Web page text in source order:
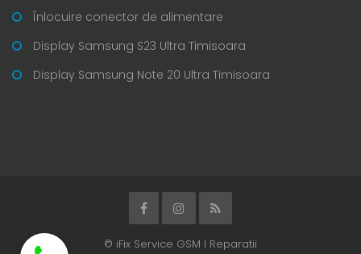
Înlocuire conector de alimentare
Display Samsung S23 Ultra Timisoara
Display Samsung Note 20 Ultra Timisoara
© iFix Service GSM I Reparatii